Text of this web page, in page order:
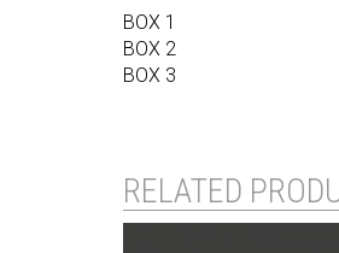
BOX 1
BOX 2
BOX 3
RELATED